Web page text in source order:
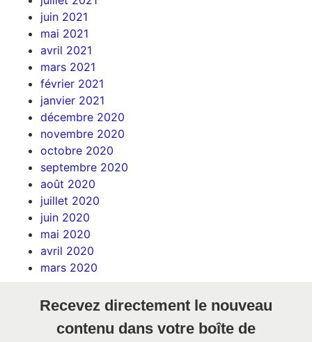
juin 2021
mai 2021
avril 2021
mars 2021
février 2021
janvier 2021
décembre 2020
novembre 2020
octobre 2020
septembre 2020
août 2020
juillet 2020
juin 2020
mai 2020
avril 2020
mars 2020
Recevez directement le nouveau
contenu dans votre boîte de